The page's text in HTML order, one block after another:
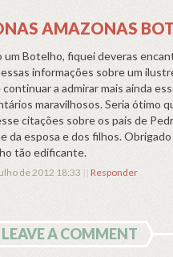
AMAZONAS
um Botelho, fiquei deveras
informações sobre um
continuar a admirar mais ainda
maravilhosos. Seria ótimo
citações sobre os pais de
da esposa e dos filhos.
tão edificante.
de 2012 18:33 || Responder
LEAVE A COMMENT